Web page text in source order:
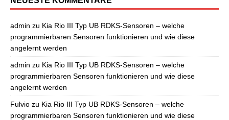
admin zu Kia Rio III Typ UB RDKS-Sensoren – welche
programmierbaren Sensoren funktionieren und wie diese
angelernt werden
admin zu Kia Rio III Typ UB RDKS-Sensoren – welche
programmierbaren Sensoren funktionieren und wie diese
angelernt werden
Fulvio zu Kia Rio III Typ UB RDKS-Sensoren – welche
programmierbaren Sensoren funktionieren und wie diese